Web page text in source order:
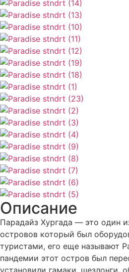
Описание
Парадайз Хургада — это один
островов который был
туристами, его еще называют
пандемии этот остров был
установили гамаки, шезлонги,